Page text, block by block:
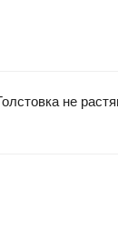
не